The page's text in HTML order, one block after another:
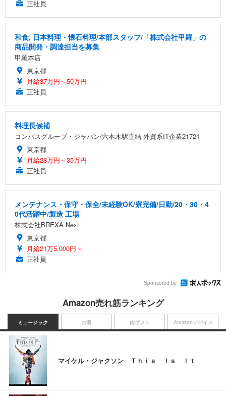
正社員
和食, 日本料理・懐石料理/本部スタッフ/「株式会社甲羅」の
商品開発・調達担当を募集
甲羅本店
東京都
月給37万円～50万円
正社員
料理長候補
コンパスグループ・ジャパン/六本木駅直結 外資系IT企業21721
東京都
月給28万円～35万円
正社員
メンテナンス・保守・保全/未経験OK/寮完備/日勤/20・30・4
0代活躍中/製造 工場
株式会社BREXA Next
東京都
月給21万5,000円～
正社員
Sponsored by
Amazon売れ筋ランキング
ミュージック
マイケル・ジャクソン Ｔｈｉｓ Ｉｓ Ｉｔ
お酒 肉ギフト Amazonデバイス